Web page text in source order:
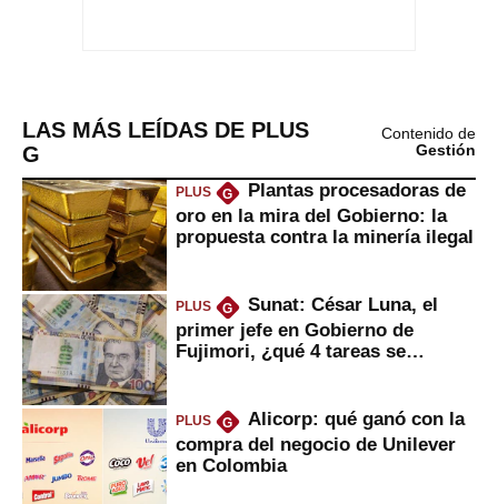
LAS MÁS LEÍDAS DE PLUS
G
Contenido de
Gestión
PLUS G
Plantas procesadoras de
oro en la mira del Gobierno: la
propuesta contra la minería ilegal
PLUS G
Sunat: César Luna, el
primer jefe en Gobierno de
Fujimori, ¿qué 4 tareas se
PLUS G
Alicorp: qué ganó con la
compra del negocio de Unilever
en Colombia